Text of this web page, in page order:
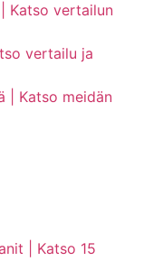
Katso vertailun
vertailu ja
| Katso meidän
| Katso 15